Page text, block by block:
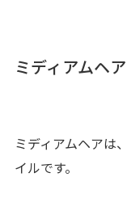
ミディアムヘア
ミディアムヘアは
イルです。